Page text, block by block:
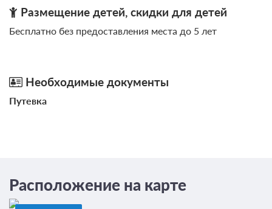
Стандарт
Размещение детей, скидки для детей
Бесплатно без предоставления места до 5 лет
Необходимые документы
Путевка
Расположение на карте